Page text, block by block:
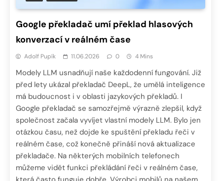
Google překladač umí překlad hlasových
konverzací v reálném čase
Adolf Pupík 11.06.2026 0 4 Mins
Modely LLM usnadňují naše každodenní fungování. Již
před lety ukázal překladač DeepL, že umělá inteligence
má budoucnost i v oblasti jazykových překladů. I
Google překladač se samozřejmě výrazně zlepšil, když
společnost začala vyvíjet vlastní modely LLM. Bylo jen
otázkou času, než dojde ke spuštění překladu řeči v
reálném čase, což konečně přináší nová aktualizace
překladače. Na některých mobilních telefonech
můžeme vidět funkci překládání řeči v reálném čase,